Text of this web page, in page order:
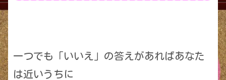
一つでも「いいえ」の答えがあればあなた
は近いうちに